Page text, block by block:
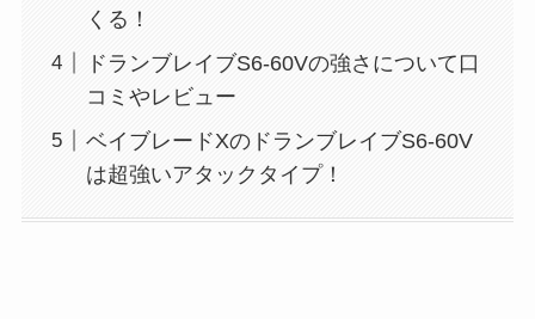
くる！
ドランブレイブS6-60Vの強さについて口
コミやレビュー
ベイブレードXのドランブレイブS6-60V
は超強いアタックタイプ！